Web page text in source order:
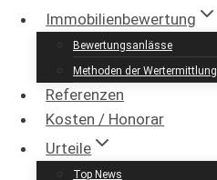
Immobilienbewertung
Bewertungsanlässe
Methoden der Wertermittlung
Referenzen
Kosten / Honorar
Urteile
Top News